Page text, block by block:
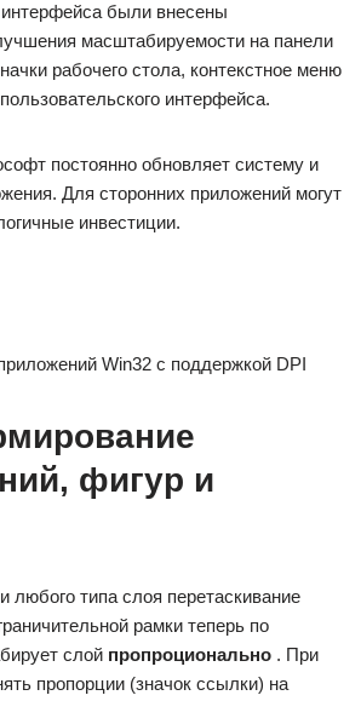
интерфейса были внесены
масштабируемости на панели
рабочего стола, контекстное меню
интерфейса.
постоянно обновляет систему и
Для сторонних приложений могут
инвестиции.
Win32 с поддержкой DPI
фигур и
любого типа слоя перетаскивание
рамки теперь по
слой пропроционально . При
пропорции (значок ссылки) на